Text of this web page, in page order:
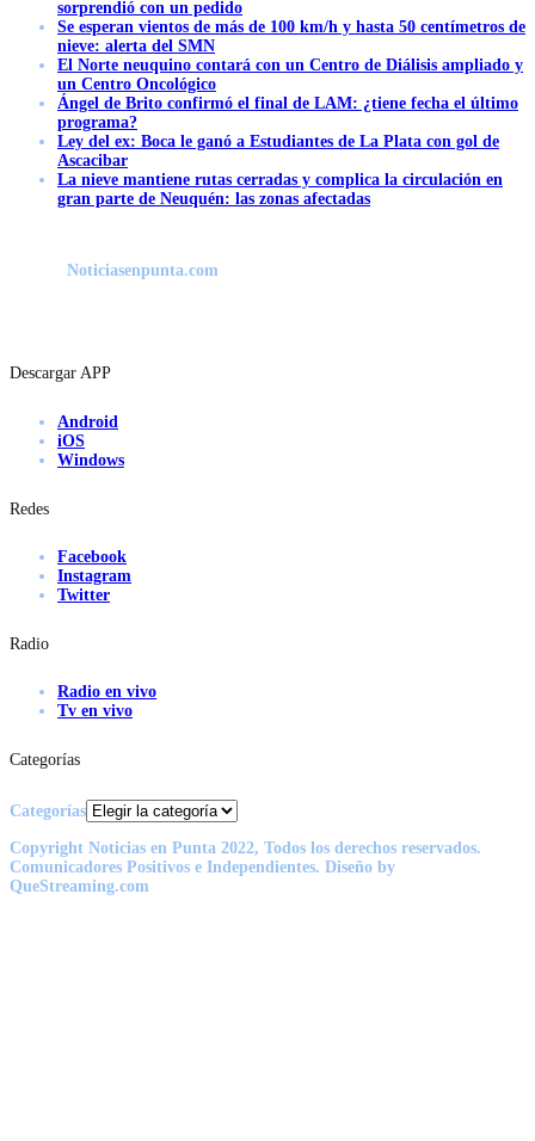
sorprendió con un pedido
Se esperan vientos de más de 100 km/h y hasta 50 centímetros de
nieve: alerta del SMN
El Norte neuquino contará con un Centro de Diálisis ampliado y
un Centro Oncológico
Ángel de Brito confirmó el final de LAM: ¿tiene fecha el último
programa?
Ley del ex: Boca le ganó a Estudiantes de La Plata con gol de
Ascacibar
La nieve mantiene rutas cerradas y complica la circulación en
gran parte de Neuquén: las zonas afectadas
Noticiasenpunta.com
Descargar APP
Android
iOS
Windows
Redes
Facebook
Instagram
Twitter
Radio
Radio en vivo
Tv en vivo
Categorías
Categorías
Copyright Noticias en Punta 2022, Todos los derechos reservados.
Comunicadores Positivos e Independientes. Diseño by
QueStreaming.com